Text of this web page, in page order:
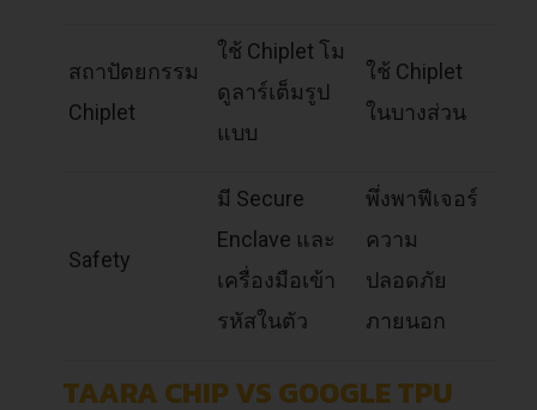
สถาปัตยกรรม
Chiplet
ใช้ Chiplet โม
ดูลาร์เต็มรูป
แบบ
ใช้ Chiplet
ในบางส่วน
Safety
มี Secure
Enclave และ
เครื่องมือเข้า
รหัสในตัว
พึ่งพาฟีเจอร์
ความ
ปลอดภัย
ภายนอก
TAARA CHIP VS GOOGLE TPU